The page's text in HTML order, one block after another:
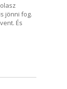
jönni fog.
És